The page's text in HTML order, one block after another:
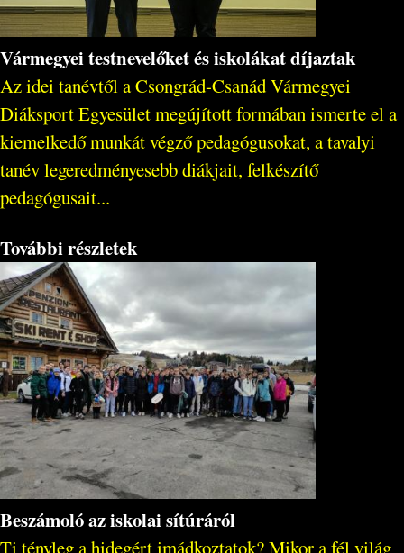
Vármegyei testnevelőket és iskolákat díjaztak
Az idei tanévtől a Csongrád-Csanád Vármegyei
Diáksport Egyesület megújított formában ismerte el a
kiemelkedő munkát végző pedagógusokat, a tavalyi
tanév legeredményesebb diákjait, felkészítő
pedagógusait...
További részletek
Beszámoló az iskolai sítúráról
Ti tényleg a hidegért imádkoztatok? Mikor a fél világ